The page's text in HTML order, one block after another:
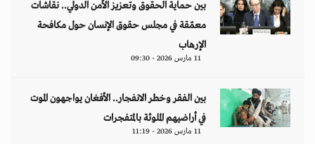
بين حماية الحقوق وتعزيز الأمن الدولي.. نقاشات
معمّقة في مجلس حقوق الإنسان حول مكافحة
الإرهاب
11 مارس 2026 - 09:30
بين الفقر وخطر الانفجار.. الأفغان يواجهون الموت
في أراضيهم الملوثة بالمتفجرات
11 مارس 2026 - 11:19